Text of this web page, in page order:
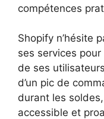
compétences
Shopify n’hésite
ses services
de ses
d’un pic de
durant les
accessible et